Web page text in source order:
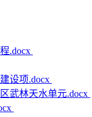
.docx
设项.docx
武林天水单元.docx